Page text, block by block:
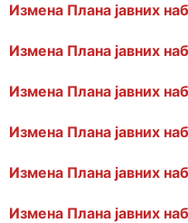
Измена Плана јавних
Измена Плана јавних
Измена Плана јавних
Измена Плана јавних
Измена Плана јавних
Измена Плана јавних